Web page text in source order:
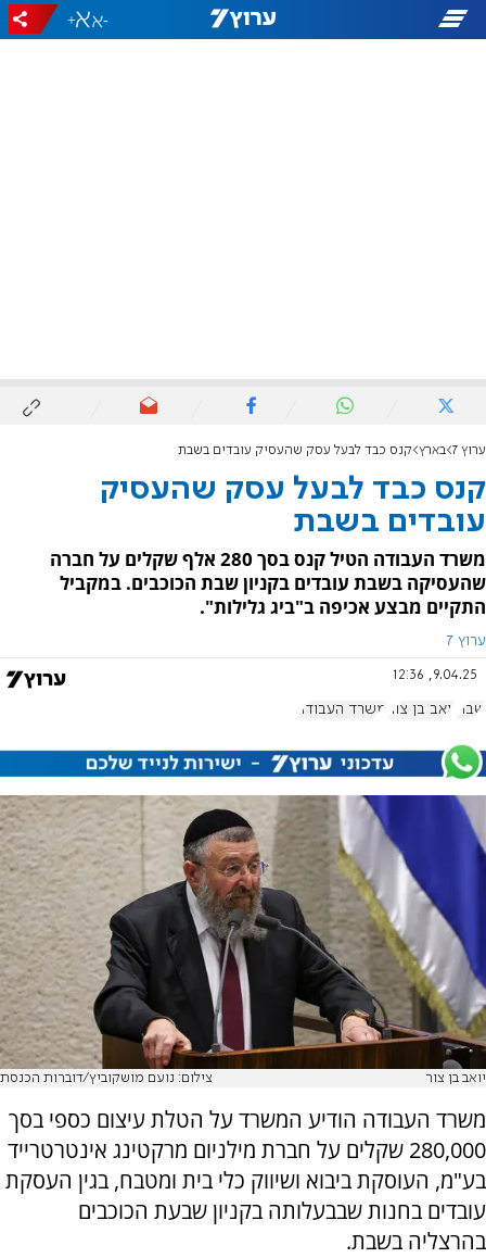
-
+
ערוץ 7 בארץ קנס כבד לבעל עסק שהעסיק עובדים בשבת
קנס כבד לבעל עסק שהעסיק
עובדים בשבת
משרד העבודה הטיל קנס בסך 280 אלף שקלים על חברה
שהעסיקה בשבת עובדים בקניון שבת הכוכבים. במקביל
התקיים מבצע אכיפה ב"ביג גלילות".
ערוץ 7
9.04.25, 12:36
שבת יואב בן צור משרד העבודה
יואב בן צור צילום: נועם מושקוביץ/דוברות הכנסת
משרד העבודה הודיע המשרד על הטלת עיצום כספי בסך
280,000 שקלים על חברת מילניום מרקטינג אינטרטרייד
בע"מ, העוסקת ביבוא ושיווק כלי בית ומטבח, בגין העסקת
עובדים בחנות שבבעלותה בקניון שבעת הכוכבים
בהרצליה בשבת.